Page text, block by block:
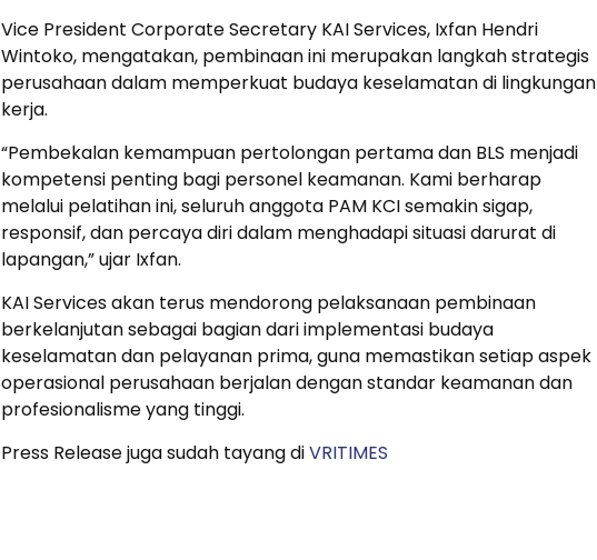
Vice President Corporate Secretary KAI Services, Ixfan Hendri
Wintoko, mengatakan, pembinaan ini merupakan langkah strategis
perusahaan dalam memperkuat budaya keselamatan di lingkungan
kerja.
“Pembekalan kemampuan pertolongan pertama dan BLS menjadi
kompetensi penting bagi personel keamanan. Kami berharap
melalui pelatihan ini, seluruh anggota PAM KCI semakin sigap,
responsif, dan percaya diri dalam menghadapi situasi darurat di
lapangan,” ujar Ixfan.
KAI Services akan terus mendorong pelaksanaan pembinaan
berkelanjutan sebagai bagian dari implementasi budaya
keselamatan dan pelayanan prima, guna memastikan setiap aspek
operasional perusahaan berjalan dengan standar keamanan dan
profesionalisme yang tinggi.
Press Release juga sudah tayang diVRITIMES